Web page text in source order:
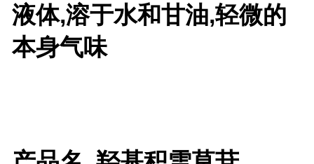
液体,溶于水和甘油,轻微的
本身气味